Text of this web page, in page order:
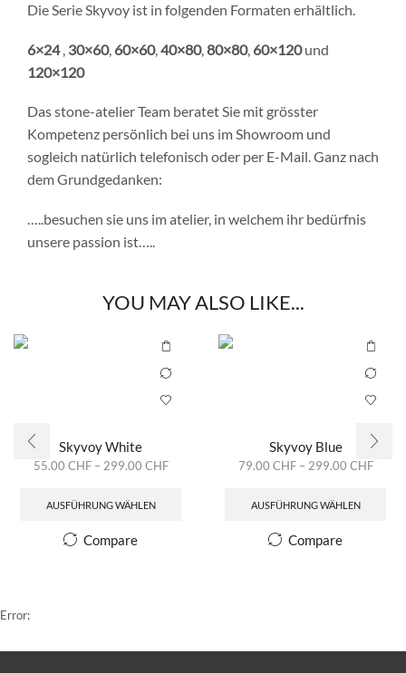
Die Serie Skyvoy ist in folgenden Formaten erhältlich.
6×24, 30×60, 60×60,40×80,80×80, 60×120und
120×120
Das stone-atelier Team beratet Sie mit grösster
Kompetenz persönlich bei uns im Showroom und
sogleich natürlich telefonisch oder per E-Mail. Ganz nach
dem Grundgedanken:
…..besuchen sie uns im atelier, in welchem ihr bedürfnis
unsere passion ist…..
YOU MAY ALSO LIKE...
Skyvoy White
55.00 CHF– 299.00 CHF
AUSFÜHRUNG WÄHLEN
Compare
Skyvoy Blue
79.00 CHF– 299.00 CHF
AUSFÜHRUNG WÄHLEN
Compare
Error: